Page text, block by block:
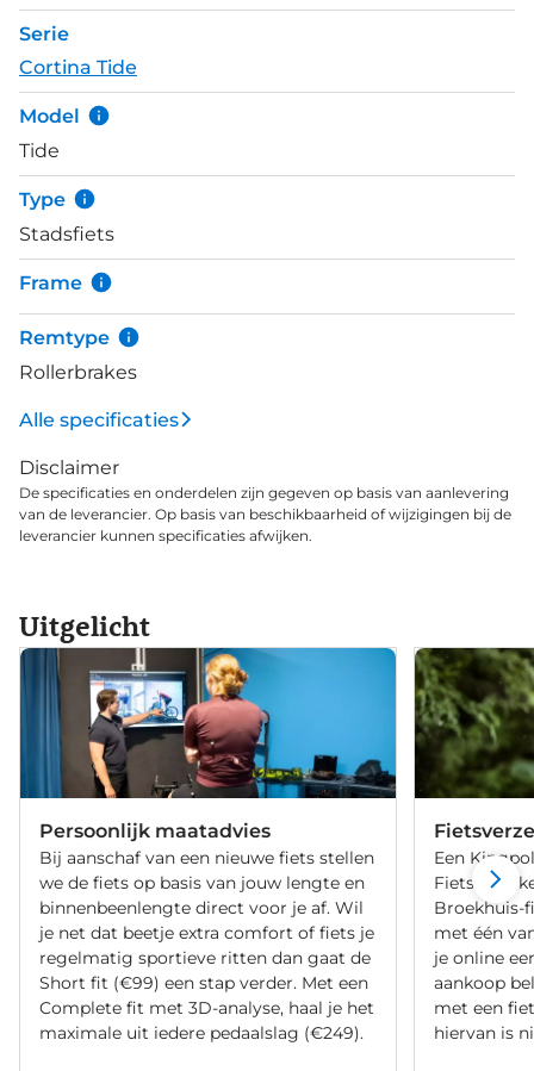
keuze. Deze Tide ND7 is uitgerust met rollerbrakes
en 7 Shimano Nexus versnellingen die
onderhoudsarm zijn weggewerkt in de achternaaf.
Met de dichte kettingkast blijft de ketting schoner
en heb je ook daarnaar voorlopig geen omkijken.
Serie
Cortina Tide
Model
Tide
Type
Stadsfiets
Frame
Remtype
Rollerbrakes
Alle specificaties
Disclaimer
De specificaties en onderdelen zijn gegeven op basis van aanlevering
van de leverancier. Op basis van beschikbaarheid of wijzigingen bij de
leverancier kunnen specificaties afwijken.
Uitgelicht
Persoonlijk maatadvies
Bij aanschaf van een nieuwe fiets stellen
we de fiets op basis van jouw lengte en
binnenbeenlengte direct voor je af. Wil
je net dat beetje extra comfort of fiets je
regelmatig sportieve ritten dan gaat de
Short fit (€99) een stap verder. Met een
Complete fit met 3D-analyse, haal je het
maximale uit iedere pedaalslag (€249).
Een
Broekhuis-
met één
je online
aankoop
met een
hiervan is